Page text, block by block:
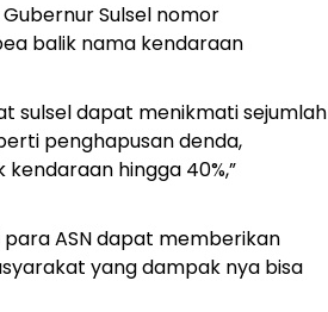
Sulsel nomor
balik nama kendaraan
sulsel dapat menikmati sejumlah
penghapusan denda,
hingga 40%,”
ASN dapat memberikan
yang dampak nya bisa